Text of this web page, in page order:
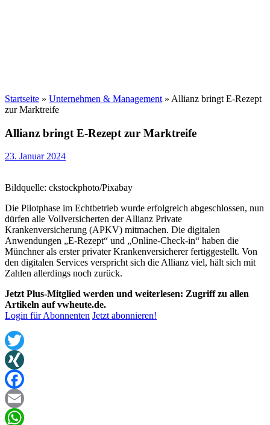
Startseite » Unternehmen & Management » Allianz bringt E-Rezept
zur Marktreife
Allianz bringt E-Rezept zur Marktreife
23. Januar 2024
Bildquelle: ckstockphoto/Pixabay
Die Pilotphase im Echtbetrieb wurde erfolgreich abgeschlossen, nun
dürfen alle Vollversicherten der Allianz Private
Krankenversicherung (APKV) mitmachen. Die digitalen
Anwendungen „E-Rezept“ und „Online-Check-in“ haben die
Münchner als erster privater Krankenversicherer fertiggestellt. Von
den digitalen Services verspricht sich die Allianz viel, hält sich mit
Zahlen allerdings noch zurück.
Jetzt Plus-Mitglied werden und weiterlesen: Zugriff zu allen
Artikeln auf vwheute.de.
Login für Abonnenten Jetzt abonnieren!
Twitter
XING
Facebook
Email